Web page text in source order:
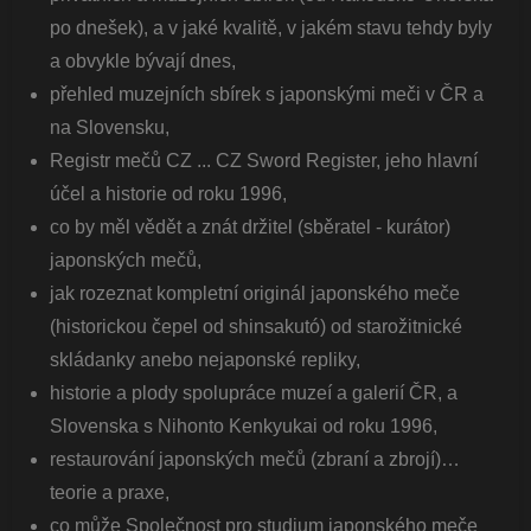
po dnešek), a v jaké kvalitě, v jakém stavu tehdy byly
a obvykle bývají dnes,
přehled muzejních sbírek s japonskými meči v ČR a
na Slovensku,
Registr mečů CZ ... CZ Sword Register, jeho hlavní
účel a historie od roku 1996,
co by měl vědět a znát držitel (sběratel - kurátor)
japonských mečů,
jak rozeznat kompletní originál japonského meče
(historickou čepel od shinsakutó) od starožitnické
skládanky anebo nejaponské repliky,
historie a plody spolupráce muzeí a galerií ČR, a
Slovenska s Nihonto Kenkyukai od roku 1996,
restaurování japonských mečů (zbraní a zbrojí)…
teorie a praxe,
co může Společnost pro studium japonského meče